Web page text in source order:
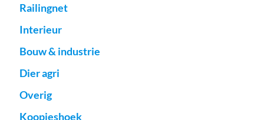
Railingnet
Interieur
Bouw & industrie
Dier agri
Overig
Koopjeshoek